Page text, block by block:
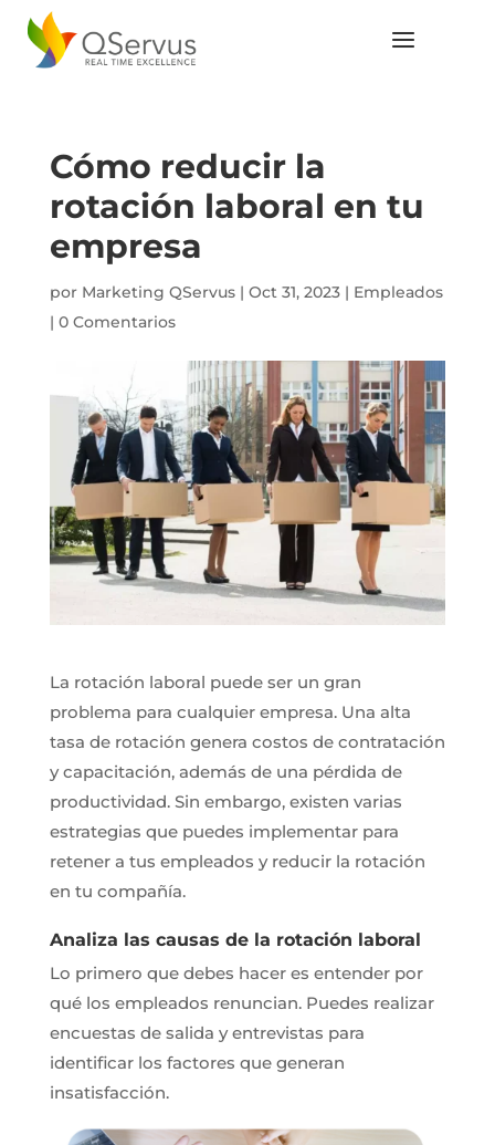
Cómo reducir la
rotación laboral en tu
empresa
por Marketing QServus| Oct 31, 2023| Empleados
| 0 Comentarios
La rotación laboral puede ser un gran
problema para cualquier empresa. Una alta
tasa de rotación genera costos de contratación
y capacitación, además de una pérdida de
productividad. Sin embargo, existen varias
estrategias que puedes implementar para
retener a tus empleados y reducir la rotación
en tu compañía.
Analiza las causas de la rotación laboral
Lo primero que debes hacer es entender por
qué los empleados renuncian. Puedes realizar
encuestas de salida y entrevistas para
identificar los factores que generan
insatisfacción.